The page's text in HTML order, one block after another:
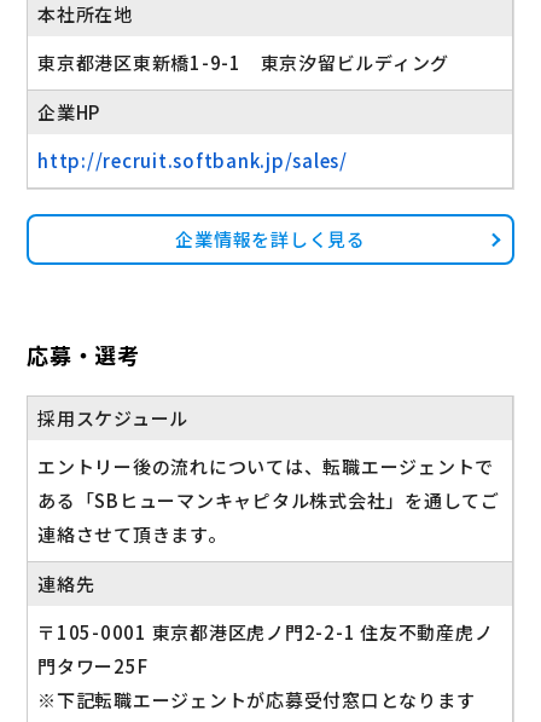
本社所在地
東京都港区東新橋1-9-1 東京汐留ビルディング
企業HP
http://recruit.softbank.jp/sales/
企業情報を詳しく見る
応募・選考
採用スケジュール
エントリー後の流れについては、転職エージェントで
ある「SBヒューマンキャピタル株式会社」を通してご
連絡させて頂きます。
連絡先
〒105-0001 東京都港区虎ノ門2-2-1 住友不動産虎ノ
門タワー25F
※下記転職エージェントが応募受付窓口となります